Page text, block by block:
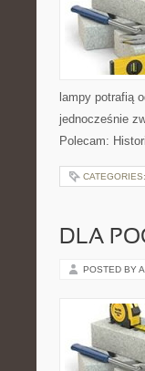
lampy potrafią
jednocześnie
Polecam:
CATEGORIES:
DLA
POSTED BY